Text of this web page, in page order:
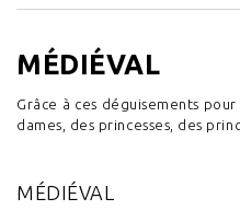
MÉDIÉVAL
Grâce à ces déguisements
dames, des princesses, des
MÉDIÉVAL